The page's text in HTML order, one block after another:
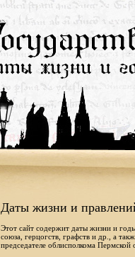
Даты жизни и
Этот сайт содержит даты жизни и
союза, герцогств, графств и др., а
председателе облисполкома